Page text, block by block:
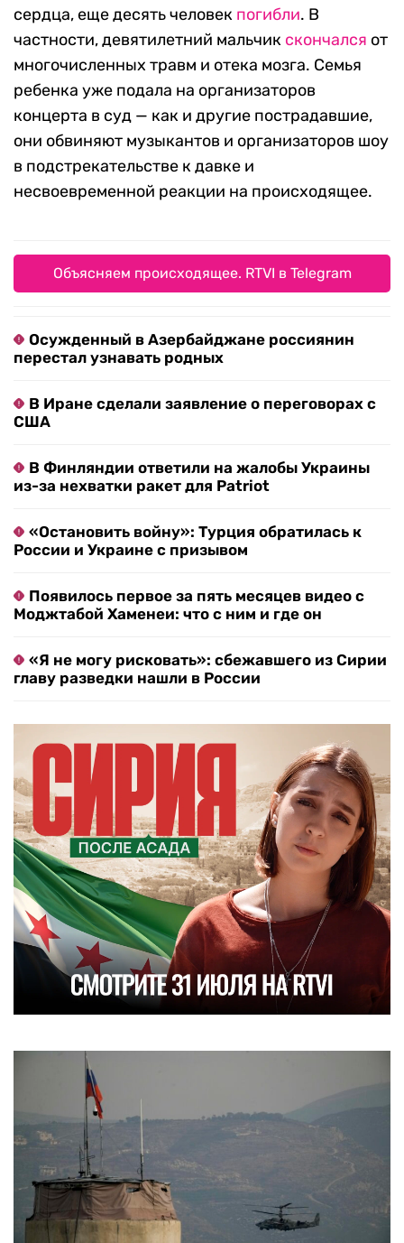
сердца, еще десять человек погибли. В
частности, девятилетний мальчик скончался от
многочисленных травм и отека мозга. Семья
ребенка уже подала на организаторов
концерта в суд — как и другие пострадавшие,
они обвиняют музыкантов и организаторов шоу
в подстрекательстве к давке и
несвоевременной реакции на происходящее.
Объясняем происходящее. RTVI в Telegram
Осужденный в Азербайджане россиянин
перестал узнавать родных
В Иране сделали заявление о переговорах с
США
В Финляндии ответили на жалобы Украины
из-за нехватки ракет для Patriot
«Остановить войну»: Турция обратилась к
России и Украине с призывом
Появилось первое за пять месяцев видео с
Моджтабой Хаменеи: что с ним и где он
«Я не могу рисковать»: сбежавшего из Сирии
главу разведки нашли в России